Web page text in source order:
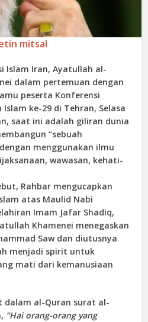
mitsal
Islam Iran, Ayatullah al-
dalam pertemuan dengan
peserta Konferensi
ke-29 di Tehran, Selasa
saat ini adalah giliran dunia
“sebuah
menggunakan ilmu
wawasan, kehati-
Rahbar mengucapkan
atas Maulid Nabi
Imam Jafar Shadiq,
Khamenei menegaskan
Saw dan diutusnya
menjadi spirit untuk
mati dari kemanusiaan
dalam al-Quran surat al-
“Hai orang-orang yang